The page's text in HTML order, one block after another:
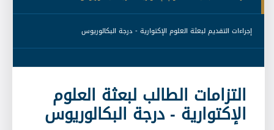
التزامات الطالب لبعثة العلوم
الإكتوارية - درجة البكالوريوس